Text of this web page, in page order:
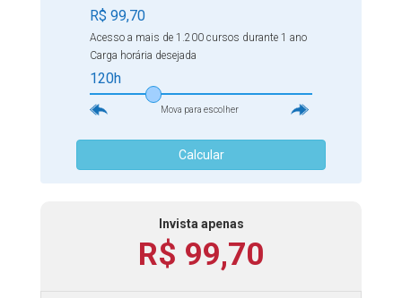
de alfabetização e sua contribuição para o
desenvolvimento cognitivo das crianças. Inscreva-se e
saiba mais sobre os métodos de alfabetização!
R$ 99,70
Acesso a mais de 1.200 cursos durante 1 ano
Carga horária desejada
120h
Mova para escolher
Calcular
Invista apenas
R$ 99,70